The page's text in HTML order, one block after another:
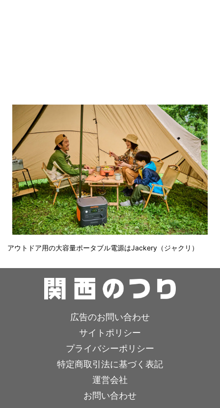
アウトドア用の大容量ポータブル電源はJackery（ジャクリ）
広告のお問い合わせ
サイトポリシー
プライバシーポリシー
特定商取引法に基づく表記
運営会社
お問い合わせ